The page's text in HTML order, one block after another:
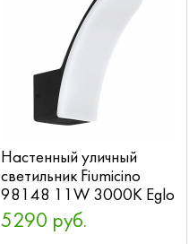
Настенный уличный
светильник Fiumicino
98148 11W 3000K Eglo
5290 руб.